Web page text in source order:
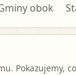
obok
Pokazujemy,